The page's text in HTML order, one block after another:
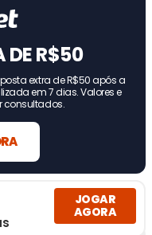
DE R$50
extra de R$50 após a
em 7 dias. Valores e
consultados.
JOGAR
AGORA